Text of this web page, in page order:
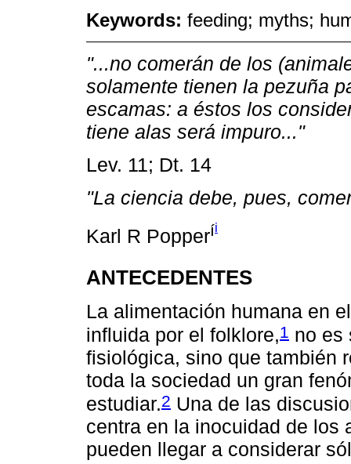
Keywords: feeding; myths;
"...no comerán de los
solamente tienen la pezuña
escamas: a éstos los
tiene alas será impuro..."
Lev. 11; Dt. 14
"La ciencia debe, pues,
Karl R Popperíi
ANTECEDENTES
La alimentación humana en
influida por el folklore,1 no es
fisiológica, sino que también
toda la sociedad un gran
estudiar.2 Una de las
centra en la inocuidad de los
pueden llegar a considerar